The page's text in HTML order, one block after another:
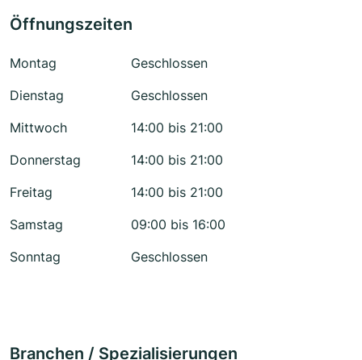
Öffnungszeiten
Montag
Geschlossen
Dienstag
Geschlossen
Mittwoch
14:00 bis 21:00
Donnerstag
14:00 bis 21:00
Freitag
14:00 bis 21:00
Samstag
09:00 bis 16:00
Sonntag
Geschlossen
Branchen / Spezialisierungen